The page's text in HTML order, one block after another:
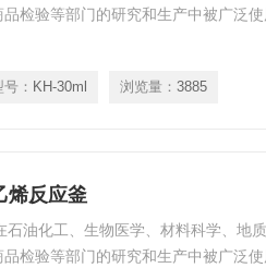
检验等部门的研究和生产中被广泛使
号： KH-30ml 浏览量： 3885
烯反应釜
石油化工、生物医学、材料科学、地
检验等部门的研究和生产中被广泛使